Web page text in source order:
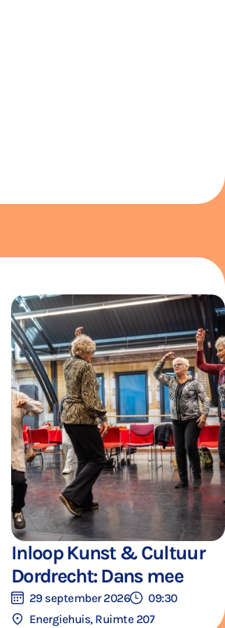
Inloop Kunst & Cultuur
Dordrecht: Dans mee
29 september 2026
09:30
Energiehuis, Ruimte 207